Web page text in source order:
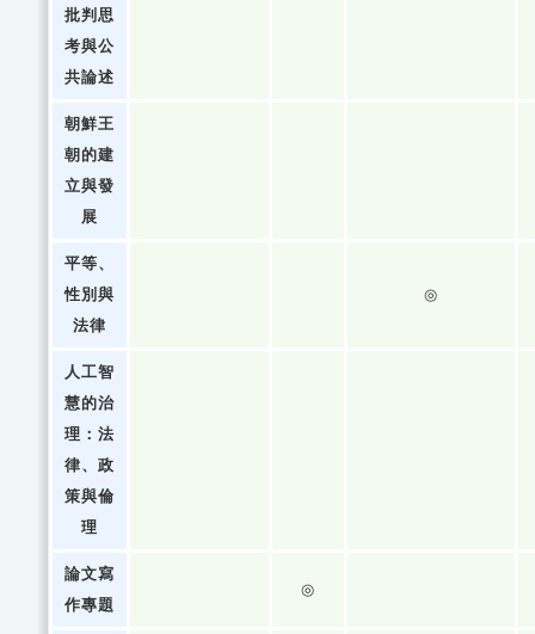
批判思
考與公
共論述
朝鮮王
朝的建
立與發
展
平等、
性別與
法律
◎
人工智
慧的治
理：法
律、政
策與倫
理
論文寫
作專題
◎